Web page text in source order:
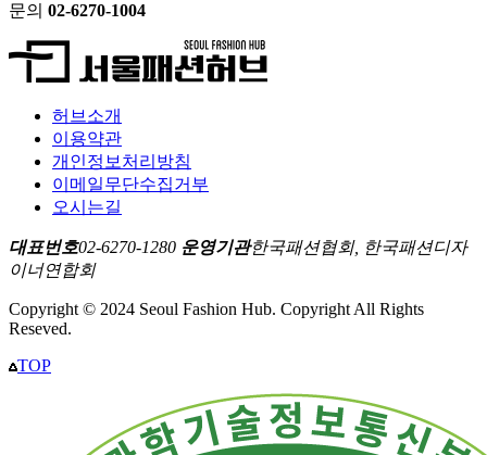
문의 02-6270-1004
허브소개
이용약관
개인정보처리방침
이메일무단수집거부
오시는길
대표번호02-6270-1280 운영기관한국패션협회, 한국패션디자
이너연합회
Copyright © 2024 Seoul Fashion Hub. Copyright All Rights
Reseved.
TOP